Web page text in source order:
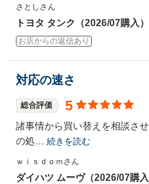
さとしさん
トヨタ タンク（2026/07購入）
お店からの返信あり
対応の速さ
総合評価 5
諸事情から買い替えを相談さ
の処… 続きを読む
ｗｉｓｄｏｍさん
ダイハツ ムーヴ（2026/07購入